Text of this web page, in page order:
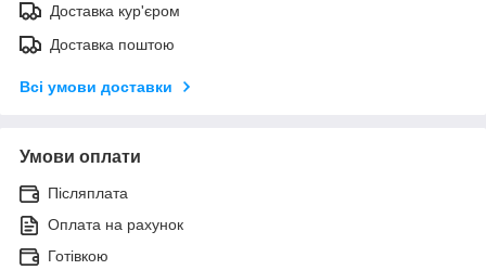
Доставка кур'єром
Доставка поштою
Всі умови доставки
Умови оплати
Післяплата
Оплата на рахунок
Готівкою